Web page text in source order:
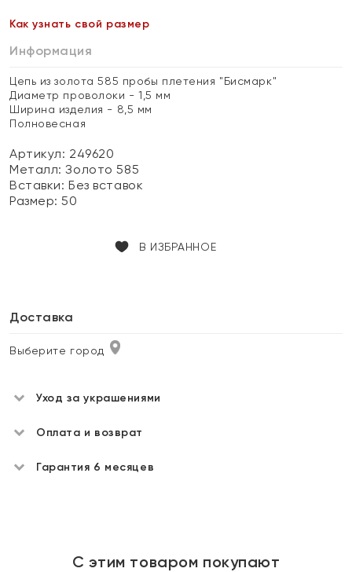
Как узнать свой размер
Информация
Цепь из золота 585 пробы плетения "Бисмарк"
Диаметр проволоки - 1,5 мм
Ширина изделия - 8,5 мм
Полновесная
Артикул: 249620
Металл:Золото 585
Вставки:Без вставок
Размер:50
В ИЗБРАННОЕ
Доставка
Выберите город
Уход за украшениями
Оплата и возврат
Гарантия 6 месяцев
С этим товаром покупают